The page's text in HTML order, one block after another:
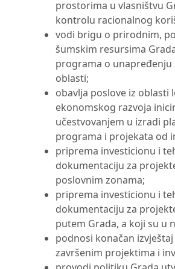
prostorima u vlasništvu
kontrolu racionalnog
vodi brigu o prirodnim,
šumskim resursima
programa o unapređenju
oblasti;
obavlja poslove iz oblasti
ekonomskog razvoja
učestvovanjem u izradi
programa i projekata od
priprema investicionu i
dokumentaciju za
poslovnim zonama;
priprema investicionu i
dokumentaciju za
putem Grada, a koji su u
podnosi konačan
završenim projektima i